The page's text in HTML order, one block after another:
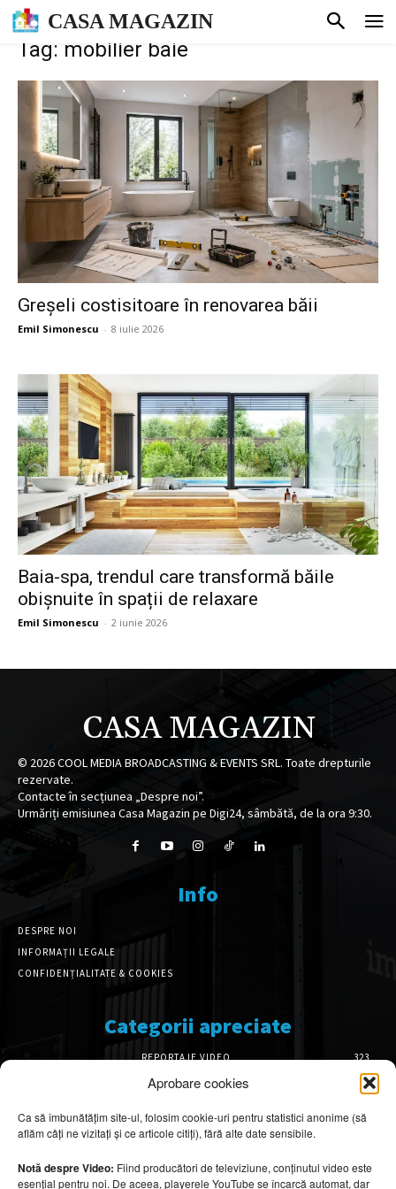
Aprobare cookies
Ca să îmbunătățim site-ul, folosim cookie-uri pentru statistici anonime (să
aflăm câți ne vizitați și ce articole citiți), fără alte date sensibile.
Notă despre Video: Fiind producători de televiziune, conținutul video este
esențial pentru noi. De aceea, playerele YouTube se încarcă automat, dar
CASA MAGAZIN
Tag: mobilier baie
Greșeli costisitoare în renovarea băii
Emil Simonescu - 8 iulie 2026
Baia-spa, trendul care transformă băile
obișnuite în spații de relaxare
Emil Simonescu - 2 iunie 2026
CASA MAGAZIN
© 2026COOL MEDIA BROADCASTING & EVENTS SRL. Toate drepturile
rezervate.
Contacte în secțiunea „Despre noi”.
Urmăriți emisiunea Casa Magazin pe Digi24, sâmbătă, de la ora 9:30.
Info
DESPRE NOI
INFORMAȚII LEGALE
CONFIDENȚIALITATE & COOKIES
Categorii apreciate
REPORTAJE VIDEO
323
AMENAJĂRI INTERIOARE
126
DESIGN INTERIOR
64
ARHITECTURĂ & DESIGN
OPINII & ANALIZE
43